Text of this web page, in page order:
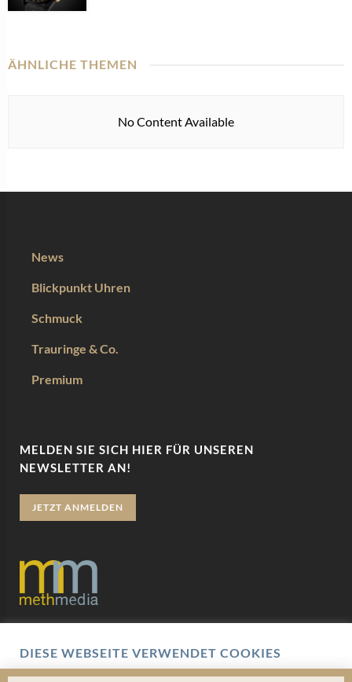
ÄHNLICHE THEMEN
No Content Available
News
Blickpunkt Uhren
Schmuck
Trauringe & Co.
Premium
MELDEN SIE SICH HIER FÜR UNSEREN
NEWSLETTER AN!
JETZT ANMELDEN
Impressum
DIESE WEBSEITE VERWENDET COOKIES
Wir verwenden Cookies um Ihnen eine optimale